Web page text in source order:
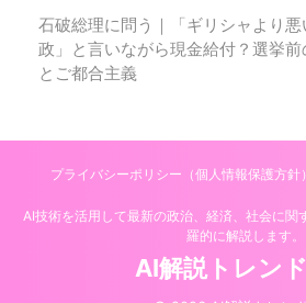
石破総理に問う｜「ギリシャより悪
政」と言いながら現金給付？選挙前
とご都合主義
プライバシーポリシー（個人情報保護方針）
AI技術を活用して最新の政治、経済、社会に関
羅的に解説します。
AI解説トレン